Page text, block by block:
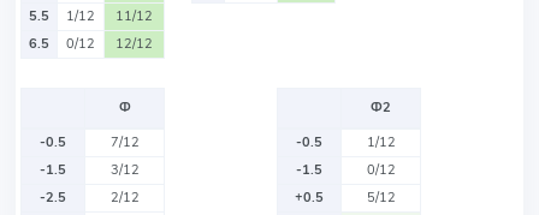
5.5
1/12
11/12
6.5
0/12 12/12
Ф
-0.5
7/12
-1.5
3/12
-2.5
2/12
Ф2
-0.5
1/12
-1.5
0/12
+0.5
5/12